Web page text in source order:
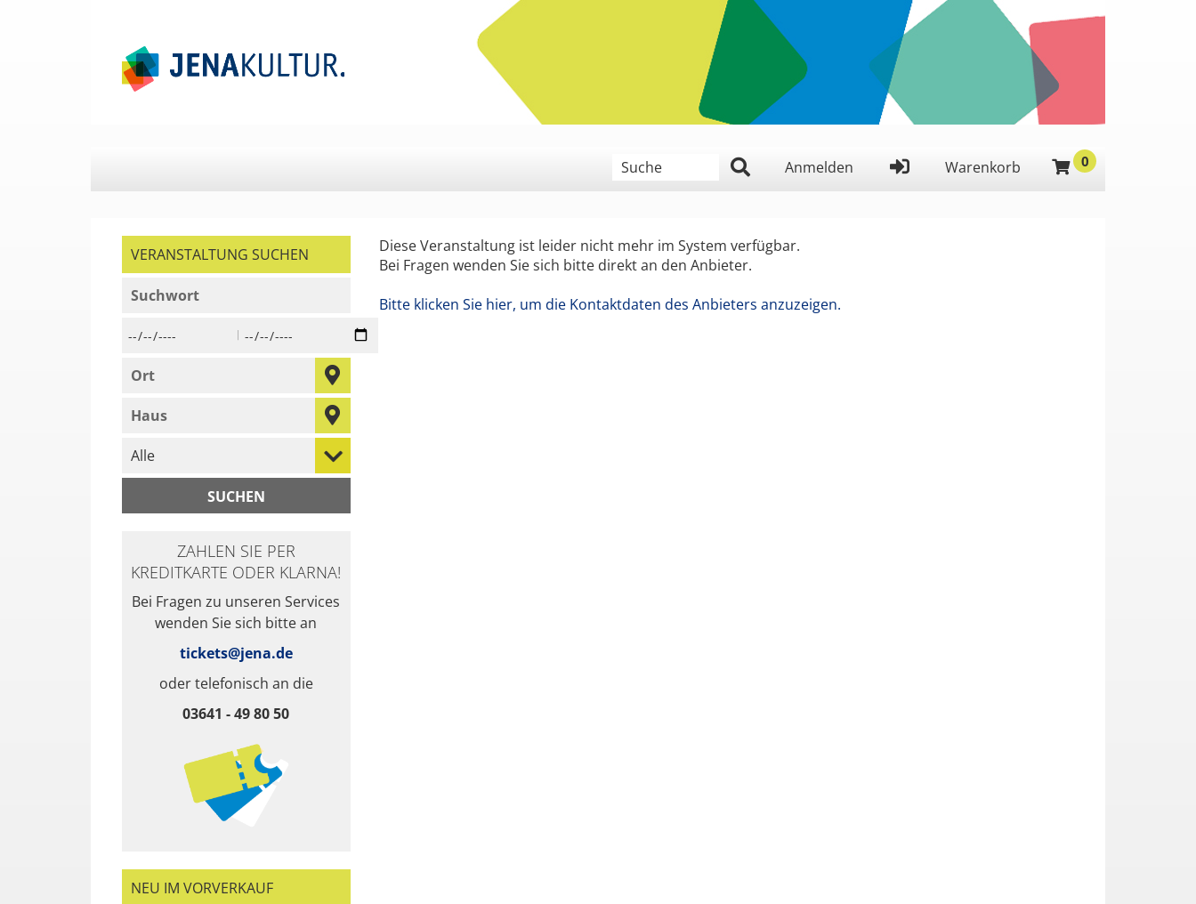
zum
Menü
geben Sie hier ein Suchwort ein,
Anmelden Warenkorb 0
VERANSTALTUNG SUCHEN
geben Sie ein Suchwort ein,
Beginn des Suchzeitraums in der Form Tag, Monat, Jahr (4 stellig),
Ende des Suchzeitraums in der Form Tag, Monat, Jahr (4 stellig),
geben Sie den Ort ein, in dem Sie suchen wollen,
geben Sie den Namen des Hauses ein, das Sie suchen,
wählen Sie eine Veranstaltungskategorie aus,
ZAHLEN SIE PER
KREDITKARTE ODER KLARNA!
Bei Fragen zu unseren Services
wenden Sie sich bitte an
tickets@jena.de
oder telefonisch an die
03641 - 49 80 50
NEU IM VORVERKAUF
Diese Veranstaltung ist leider nicht mehr im System verfügbar.
Bei Fragen wenden Sie sich bitte direkt an den Anbieter.
Bitte klicken Sie hier, um die Kontaktdaten des Anbieters anzuzeigen.